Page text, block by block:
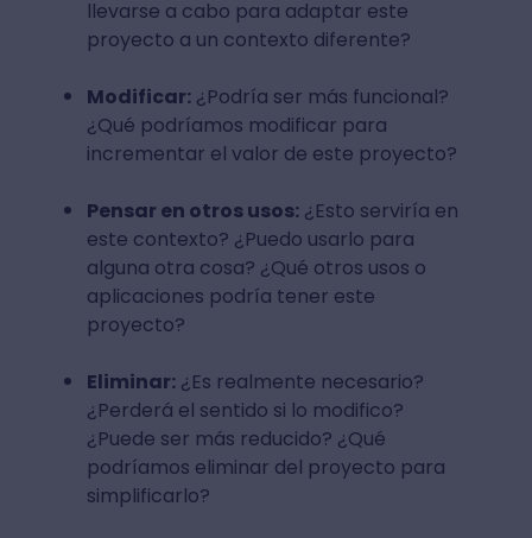
llevarse a cabo para adaptar este
proyecto a un contexto diferente?
Modificar:¿Podría ser más funcional?
¿Qué podríamos modificar para
incrementar el valor de este proyecto?
Pensar en otros usos:¿Esto serviría en
este contexto? ¿Puedo usarlo para
alguna otra cosa? ¿Qué otros usos o
aplicaciones podría tener este
proyecto?
Eliminar:¿Es realmente necesario?
¿Perderá el sentido si lo modifico?
¿Puede ser más reducido? ¿Qué
podríamos eliminar del proyecto para
simplificarlo?